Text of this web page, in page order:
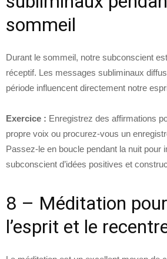
sommeil
Durant le sommeil, notre subconscient
réceptif. Les messages subliminaux
période influencent directement notre
Exercice : Enregistrez des affirmations
propre voix ou procurez-vous un
Passez-le en boucle pendant la nuit pour
subconscient d’idées positives et
8 – Méditation
l’esprit et le